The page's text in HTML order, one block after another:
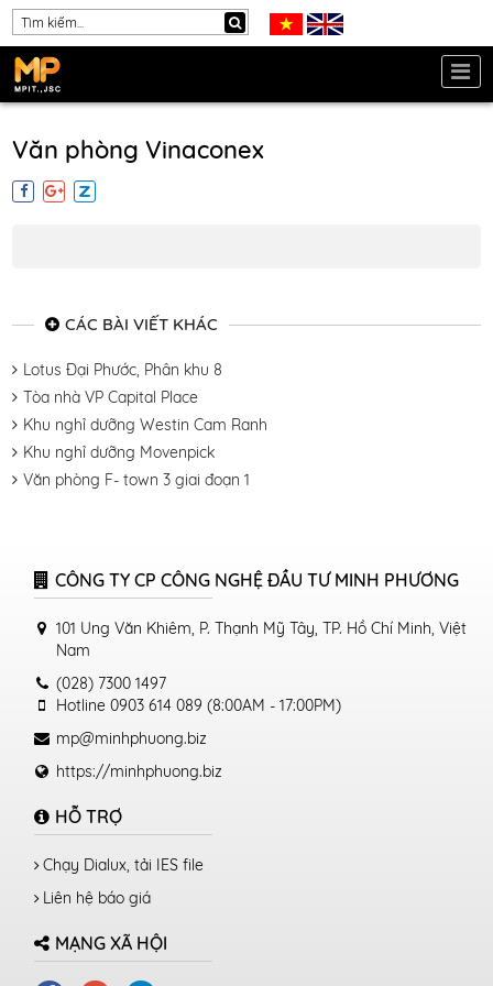
Văn phòng Vinaconex
CÁC BÀI VIẾT KHÁC
Lotus Đại Phước, Phân khu 8
Tòa nhà VP Capital Place
Khu nghỉ dưỡng Westin Cam Ranh
Khu nghỉ dưỡng Movenpick
Văn phòng F- town 3 giai đoạn 1
CÔNG TY CP CÔNG NGHỆ ĐẦU TƯ MINH PHƯƠNG
101 Ung Văn Khiêm, P. Thạnh Mỹ Tây, TP. Hồ Chí Minh, Việt
Nam
(028) 7300 1497
Hotline 0903 614 089 (8:00AM - 17:00PM)
mp@minhphuong.biz
https://minhphuong.biz
HỖ TRỢ
Chạy Dialux, tải IES file
Liên hệ báo giá
MẠNG XÃ HỘI